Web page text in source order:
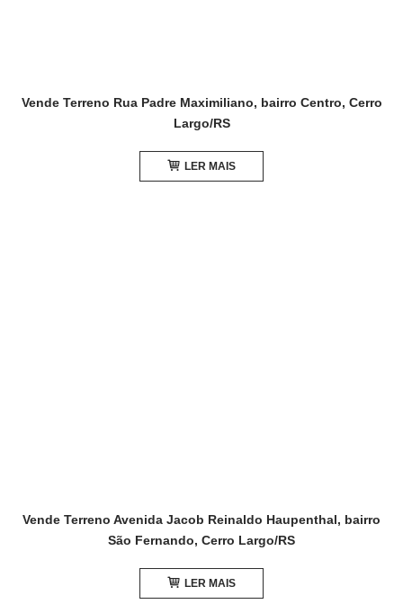
Vende Terreno Rua Padre Maximiliano, bairro Centro, Cerro
Largo/RS
LER MAIS
Vende Terreno Avenida Jacob Reinaldo Haupenthal, bairro
São Fernando, Cerro Largo/RS
LER MAIS